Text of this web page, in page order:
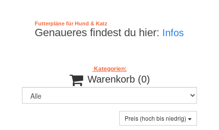
Futterpläne für Hund & Katz
Genaueres findest du hier: Infos
Kategorien:
 Warenkorb (0)
Preis (hoch bis niedrig)